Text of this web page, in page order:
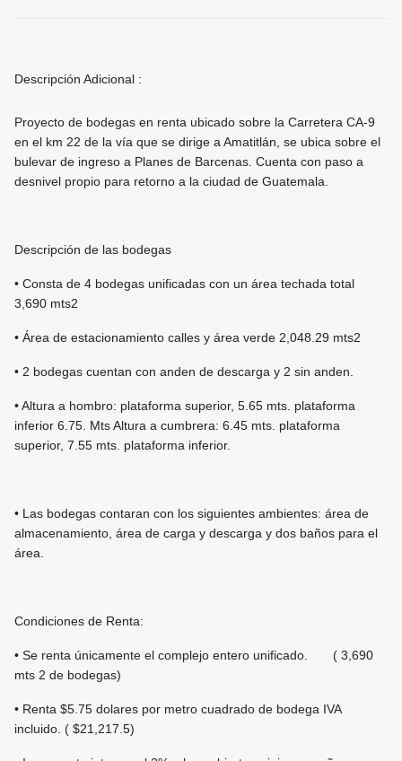
Descripción Adicional :
Proyecto de bodegas en renta ubicado sobre la Carretera CA-9
en el km 22 de la vía que se dirige a Amatitlán, se ubica sobre el
bulevar de ingreso a Planes de Barcenas. Cuenta con paso a
desnivel propio para retorno a la ciudad de Guatemala.
Descripción de las bodegas
• Consta de 4 bodegas unificadas con un área techada total
3,690 mts2
• Área de estacionamiento calles y área verde 2,048.29 mts2
• 2 bodegas cuentan con anden de descarga y 2 sin anden.
• Altura a hombro: plataforma superior, 5.65 mts. plataforma
inferior 6.75. Mts Altura a cumbrera: 6.45 mts. plataforma
superior, 7.55 mts. plataforma inferior.
• Las bodegas contaran con los siguientes ambientes: área de
almacenamiento, área de carga y descarga y dos baños para el
área.
Condiciones de Renta:
• Se renta únicamente el complejo entero unificado. ( 3,690
mts 2 de bodegas)
• Renta $5.75 dolares por metro cuadrado de bodega IVA
incluido. ( $21,217.5)